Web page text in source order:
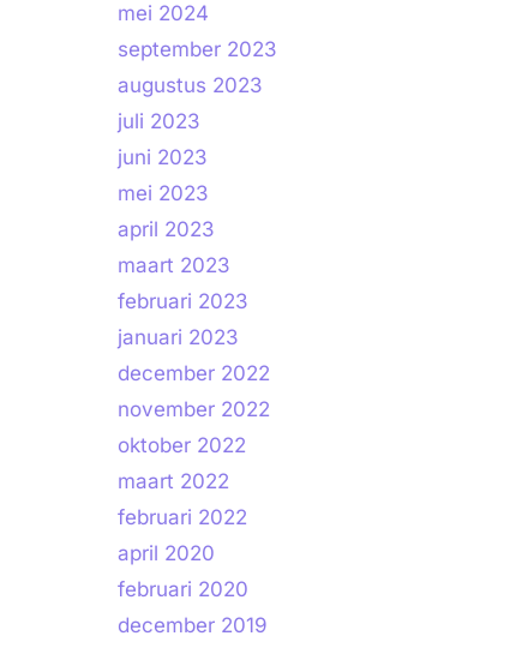
mei 2024
september 2023
augustus 2023
juli 2023
juni 2023
mei 2023
april 2023
maart 2023
februari 2023
januari 2023
december 2022
november 2022
oktober 2022
maart 2022
februari 2022
april 2020
februari 2020
december 2019